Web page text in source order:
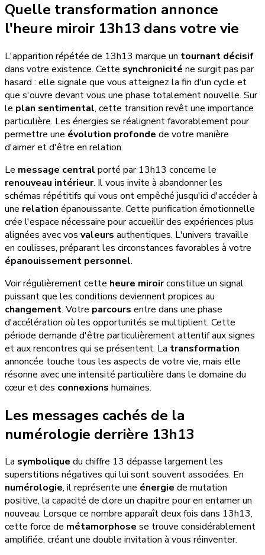
Quelle transformation annonce
l'heure miroir 13h13 dans votre vie
L'apparition répétée de 13h13 marque un tournant décisif
dans votre existence. Cette synchronicité ne surgit pas par
hasard : elle signale que vous atteignez la fin d'un cycle et
que s'ouvre devant vous une phase totalement nouvelle. Sur
le plan sentimental, cette transition revêt une importance
particulière. Les énergies se réalignent favorablement pour
permettre une évolution profonde de votre manière
d'aimer et d'être en relation.
Le message central porté par 13h13 concerne le
renouveau intérieur. Il vous invite à abandonner les
schémas répétitifs qui vous ont empêché jusqu'ici d'accéder à
une relation épanouissante. Cette purification émotionnelle
crée l'espace nécessaire pour accueillir des expériences plus
alignées avec vos valeurs authentiques. L'univers travaille
en coulisses, préparant les circonstances favorables à votre
épanouissement personnel.
Voir régulièrement cette heure miroirconstitue un signal
puissant que les conditions deviennent propices au
changement. Votre parcours entre dans une phase
d'accélération où les opportunités se multiplient. Cette
période demande d'être particulièrement attentif aux signes
et aux rencontres qui se présentent. La transformation
annoncée touche tous les aspects de votre vie, mais elle
résonne avec une intensité particulière dans le domaine du
cœur et des connexions humaines.
Les messages cachés de la
numérologie derrière 13h13
La symbolique du chiffre 13 dépasse largement les
superstitions négatives qui lui sont souvent associées. En
numérologie, il représente une énergie de mutation
positive, la capacité de clore un chapitre pour en entamer un
nouveau. Lorsque ce nombre apparaît deux fois dans 13h13,
cette force de métamorphose se trouve considérablement
amplifiée, créant une double invitation à vous réinventer.